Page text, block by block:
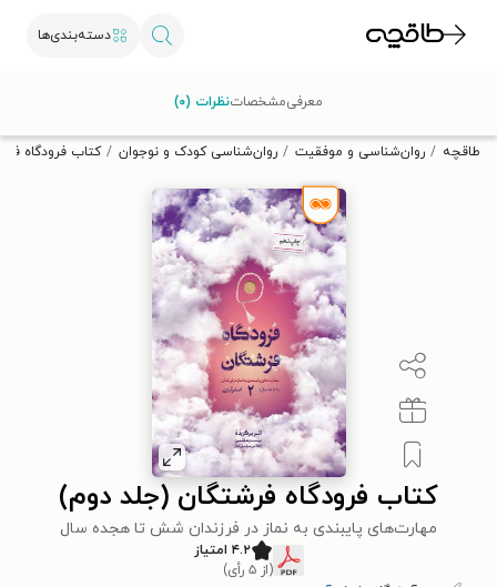
دسته‌بندی‌ها
تخفیف از طاقچه دریافت کن.
طاقچه روان‌شناسی و موفقیت روان‌شناسی کودک و نوجوان کتاب فرودگاه
کتاب فرودگاه فرشتگان (جلد دوم)
مهارت‌های پایبندی به نماز در فرزندان شش تا هجده سال
۴.۲ امتیاز
(از ۵ رأی)
معرفیمشخصاتنظرات (۰)